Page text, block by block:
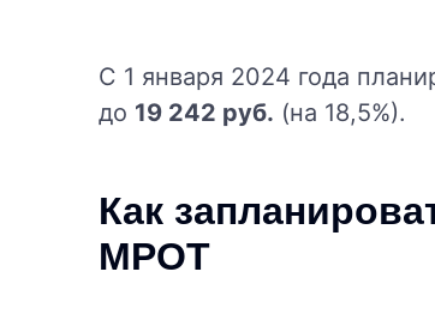
С 1 января 2024 года
до 19 242 руб. (на 18,5%).
Как
МРОТ